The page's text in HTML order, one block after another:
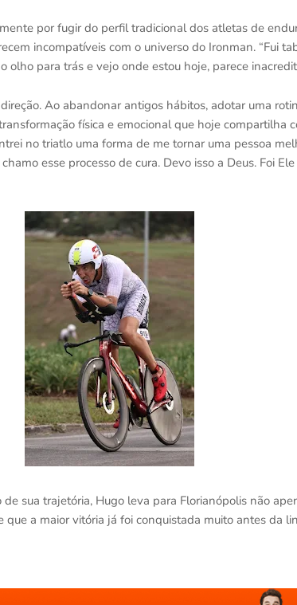
por fugir do perfil tradicional dos atletas de
incompatíveis com o universo do Ironman. “Fui
olho para trás e vejo onde estou hoje, parece
Ao abandonar antigos hábitos, adotar uma
física e emocional que hoje compartilha
no triatlo uma forma de me tornar uma pessoa
esse processo de cura. Devo isso a Deus. Foi
sua trajetória, Hugo leva para Florianópolis não
a maior vitória já foi conquistada muito antes da